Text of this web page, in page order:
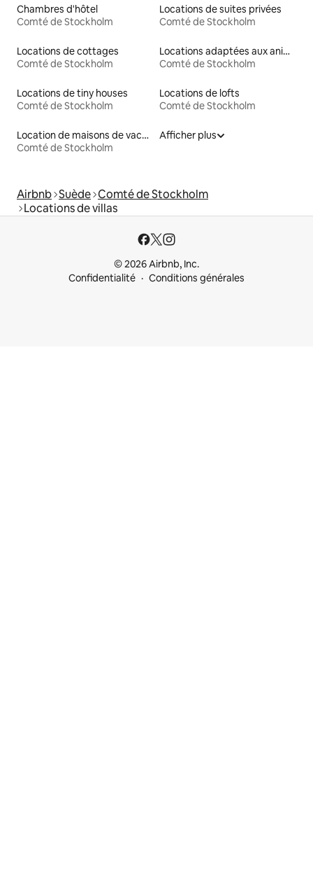
Chambres d'hôtel
Comté de Stockholm
Locations de suites privées
Comté de Stockholm
Locations de cottages
Comté de Stockholm
Locations adaptées aux animaux
Comté de Stockholm
Locations de tiny houses
Comté de Stockholm
Locations de lofts
Comté de Stockholm
Location de maisons de vacances
Comté de Stockholm
Afficher plus
Airbnb Suède Comté de Stockholm
Locations de villas
© 2026 Airbnb, Inc.
Confidentialité
Conditions générales